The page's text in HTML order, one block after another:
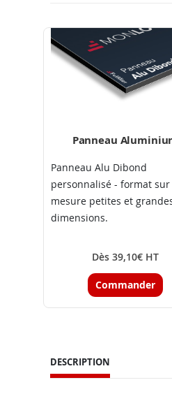
Panneau
Panneau Alu Dibond
personnalisé - format sur
mesure petites et
dimensions.
Dès 39,10€ HT
Commander
DESCRIPTION